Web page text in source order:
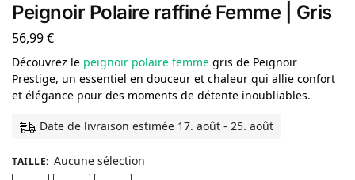
Peignoir Polaire raffiné Femme | Gris
56,99€
Découvrez le peignoir polaire femme gris de Peignoir
Prestige, un essentiel en douceur et chaleur qui allie confort
et élégance pour des moments de détente inoubliables.
Date de livraison estimée 17. août - 25. août
TAILLE: Aucune sélection